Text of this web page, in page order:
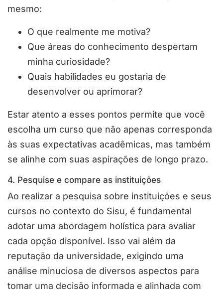
mesmo:
O que realmente me motiva?
Que áreas do conhecimento despertam
minha curiosidade?
Quais habilidades eu gostaria de
desenvolver ou aprimorar?
Estar atento a esses pontos permite que você
escolha um curso que não apenas corresponda
às suas expectativas acadêmicas, mas também
se alinhe com suas aspirações de longo prazo.
4. Pesquise e compare as instituições
Ao realizar a pesquisa sobre instituições e seus
cursos no contexto do Sisu, é fundamental
adotar uma abordagem holística para avaliar
cada opção disponível. Isso vai além da
reputação da universidade, exigindo uma
análise minuciosa de diversos aspectos para
tomar uma decisão informada e alinhada com